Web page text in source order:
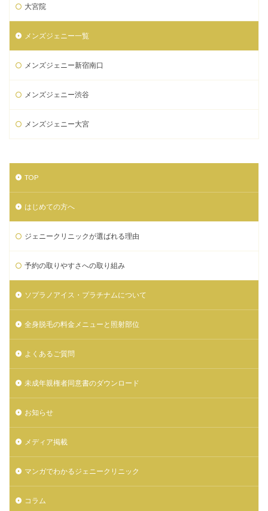
大宮院
メンズジェニー一覧
メンズジェニー新宿南口
メンズジェニー渋谷
メンズジェニー大宮
TOP
はじめての方へ
ジェニークリニックが選ばれる理由
予約の取りやすさへの取り組み
ソプラノアイス・プラチナムについて
全身脱毛の料金メニューと照射部位
よくあるご質問
未成年親権者同意書のダウンロード
お知らせ
メディア掲載
マンガでわかるジェニークリニック
コラム